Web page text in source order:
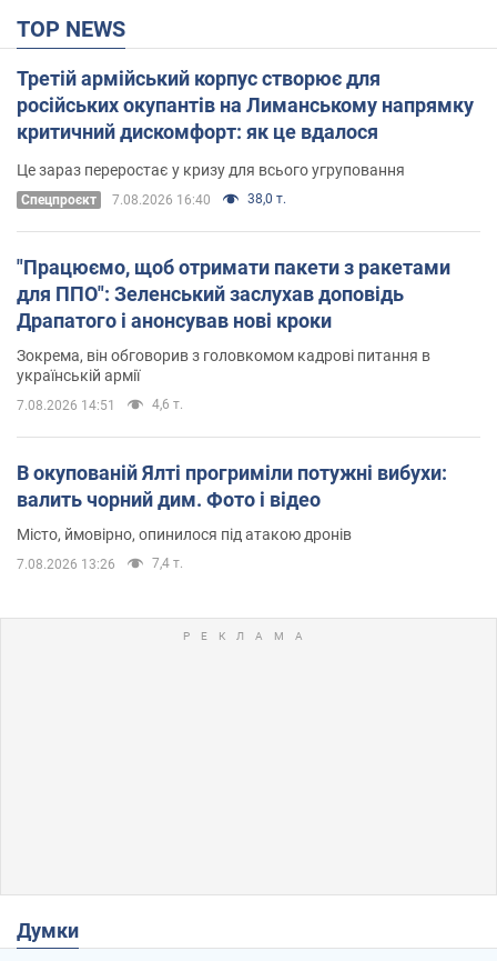
TOP NEWS
Третій армійський корпус створює для
російських окупантів на Лиманському напрямку
критичний дискомфорт: як це вдалося
Це зараз переростає у кризу для всього угруповання
Cпецпроєкт 7.08.2026 16:40 38,0 т.
"Працюємо, щоб отримати пакети з ракетами
для ППО": Зеленський заслухав доповідь
Драпатого і анонсував нові кроки
Зокрема, він обговорив з головкомом кадрові питання в
українській армії
7.08.2026 14:51 4,6 т.
В окупованій Ялті прогриміли потужні вибухи:
валить чорний дим. Фото і відео
Місто, ймовірно, опинилося під атакою дронів
7.08.2026 13:26 7,4 т.
Думки